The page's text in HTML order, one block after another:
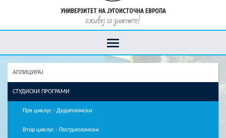
УНИВЕРЗИТЕТ НА ЈУГОИСТОЧНА ЕВРОПА
оживеј го знаењето!
АПЛИЦИРАЈ
СТУДИСКИ ПРОГРАМИ
Прв циклус - Додипломски
Втор циклус - Постдипломски